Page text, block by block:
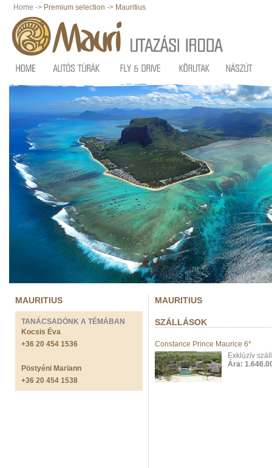
Home -> Premium selection -> Mauritius
MAURITIUS
TANÁCSADÓNK A TÉMÁBAN
Kocsis Éva
+36 20 454 1536
Pöstyéni Mariann
+36 20 454 1538
MAURITIUS
SZÁLLÁSOK
Constance Prince Maurice 6*
Exklúzív
Ára: